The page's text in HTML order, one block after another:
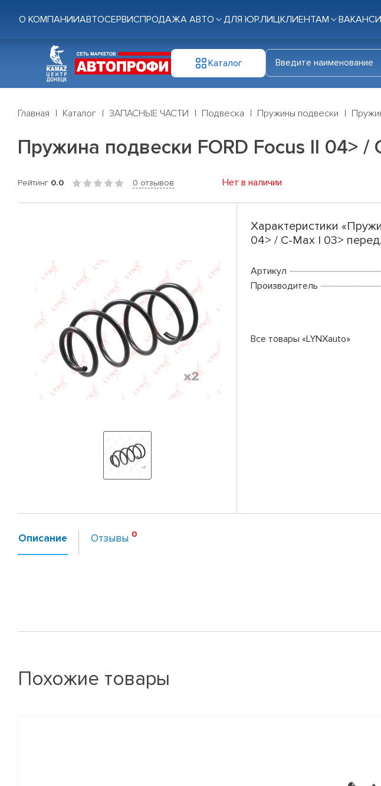
О КОМПАНИИАВТОСЕРВИСПРОДАЖА АВТО ДЛЯ ЮР.ЛИЦКЛИЕНТАМ
Каталог
Главная Каталог ЗАПАСНЫЕ ЧАСТИ Подвеска Пружины подвески
Пружина подвески FORD Focus II 04> /
Рейтинг 0.0 0 отзывов Нет в наличии
Характеристики
04> / C-Max I 03>
Артикул
Производитель
Все товары «LYNXauto»
Описание Отзывы
Похожие товары